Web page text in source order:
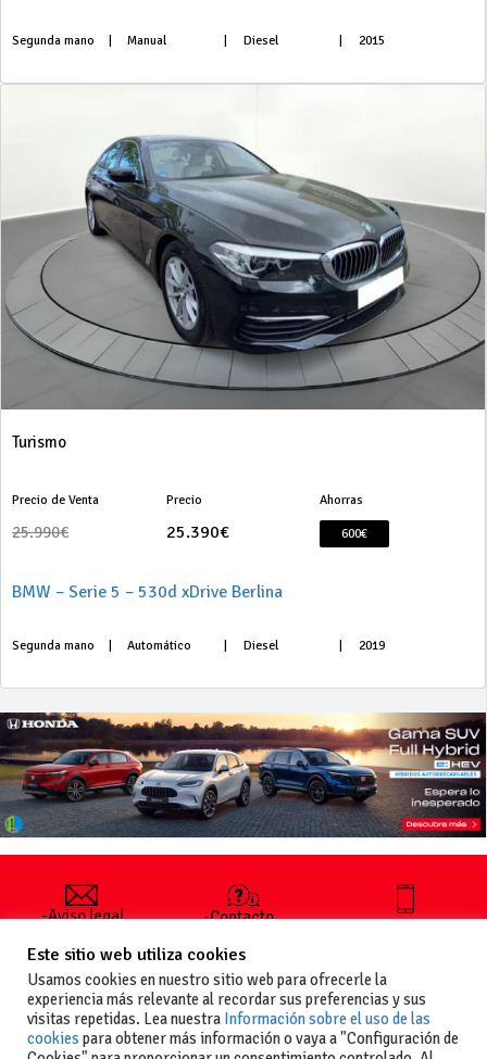
Segunda mano Manual Diesel 2015
Turismo
Precio de Venta
25.990€
Precio
25.390€
Ahorras
600€
BMW – Serie 5 – 530d xDrive Berlina
Segunda mano Automático Diesel 2019
-Aviso legal
generales
de uso
-Política de
privacidad
-Política de
-Contacto
publicar un
anuncio
-Vende+
+34 627 35
Este sitio web utiliza cookies
Usamos cookies en nuestro sitio web para ofrecerle la
experiencia más relevante al recordar sus preferencias y sus
visitas repetidas. Lea nuestra Información sobre el uso de las
cookies para obtener más información o vaya a "Configuración de